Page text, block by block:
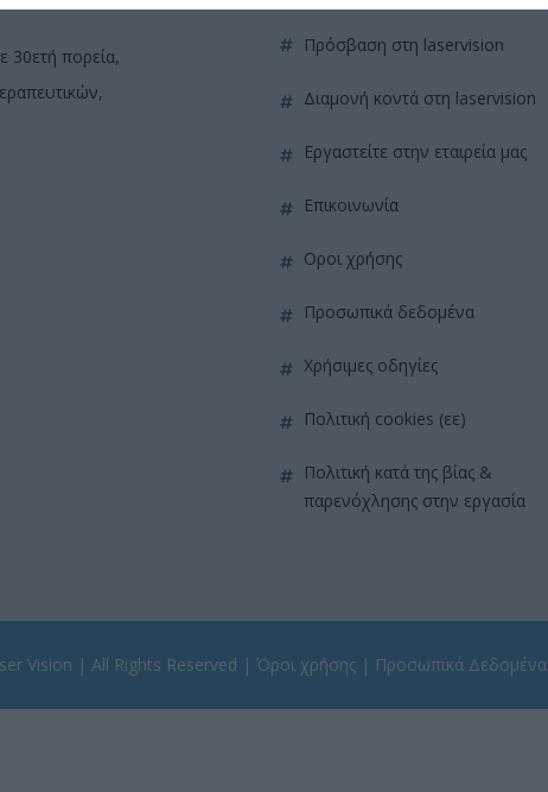
πορεία,
πρόσβαση στη laservision
διαμονή κοντά στη laservision
εργαστείτε στην εταιρεία μας
επικοινωνία
όροι χρήσης
προσωπικά δεδομένα
χρήσιμες οδηγίες
πολιτική cookies (εε)
πολιτική κατά της βίας &
παρενόχλησης στην εργασία
Vision | All Rights Reserved | Όροι χρήσης | Προσωπικά Δεδομένα